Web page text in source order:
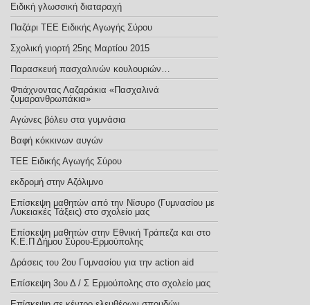
Ειδική γλωσσική διαταραχή
Παζάρι ΤΕΕ Ειδικής Αγωγής Σύρου
Σχολική γιορτή 25ης Μαρτίου 2015
Παρασκευή πασχαλινών κουλουριών…
Φτιάχνοντας Λαζαράκια «Πασχαλινά
ζυμαρανθρωπάκια»
Αγώνες βόλευ στα γυμνάσια
Βαφή κόκκινων αυγών
TEE Eιδικής Αγωγής Σύρου
εκδρομή στην Αζόλιμνο
Επίσκεψη μαθητών από την Νίσυρο (Γυμνασίου με
Λυκειακές Τάξεις) στο σχολείο μας
Επίσκεψη μαθητών στην Εθνική Τράπεζα και στο
Κ.Ε.Π Δήμου Σύρου-Ερμούπολης
Δράσεις του 2ου Γυμνασίου για την action aid
Επίσκεψη 3ου Δ / Σ Ερμούπολης στο σχολείο μας